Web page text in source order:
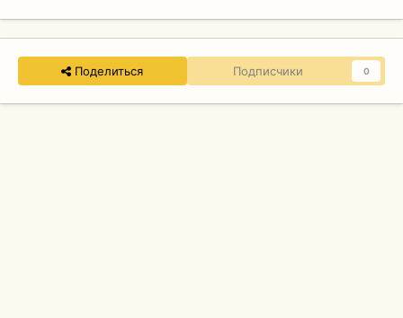
Поделиться Подписчики 0